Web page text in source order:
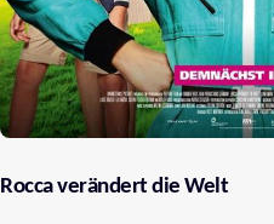
Rocca verändert die Welt